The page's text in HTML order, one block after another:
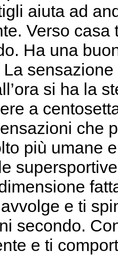
aiuta ad
Verso casa
Ha una
si ha la
a
che
più umane
e ti
secondo.
e ti